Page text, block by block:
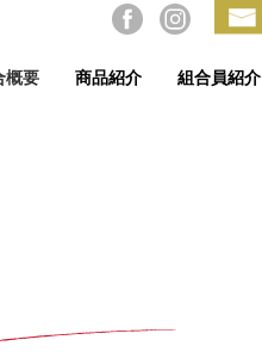
概要 商品紹介 組合員紹介